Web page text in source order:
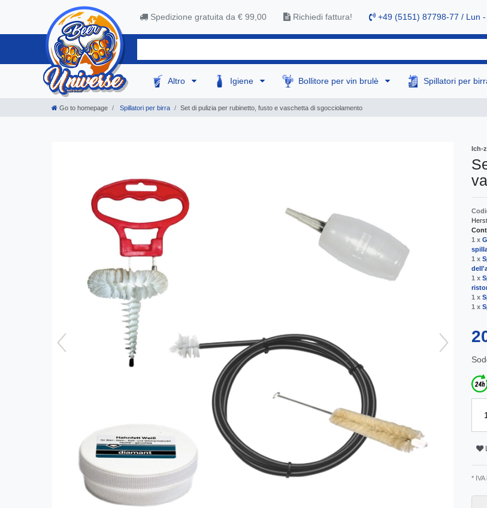
Spedizione gratuita da € 99,00 Richiedi fattura! +49 (5151) 87798-77 / Lun
Altro Igiene Bollitore per vin brulè Spillatori per
Go to homepage Spillatori per birra Set di pulizia per rubinetto, fusto e vaschetta di sgocciolamento
Ich-
1 x
1 x
1 x
1 x
1 x
* IVA